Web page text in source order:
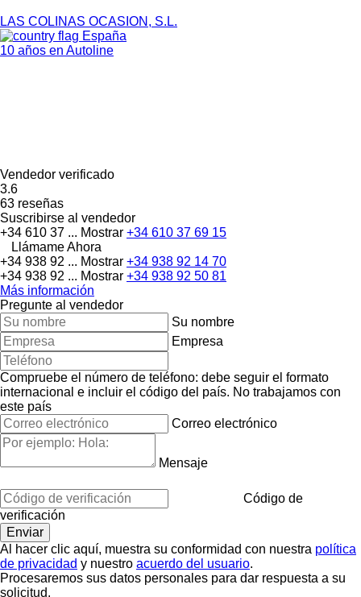
LAS COLINAS OCASION, S.L.
España
10 años en Autoline
Vendedor verificado
3.6
63 reseñas
Suscribirse al vendedor
+34 610 37 ... Mostrar +34 610 37 69 15
Llámame Ahora
+34 938 92 ... Mostrar +34 938 92 14 70
+34 938 92 ... Mostrar +34 938 92 50 81
Más información
Pregunte al vendedor
Su nombre
Empresa
Compruebe el número de teléfono: debe seguir el formato
internacional e incluir el código del país. No trabajamos con
este país
Correo electrónico
Mensaje
Código de
verificación
Al hacer clic aquí, muestra su conformidad con nuestra política
de privacidad y nuestro acuerdo del usuario.
Procesaremos sus datos personales para dar respuesta a su
solicitud.